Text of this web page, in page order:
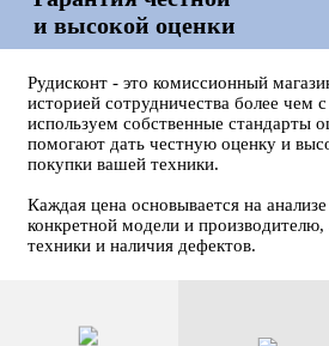
и высокой оценки
Рудисконт - это комиссионный
историей сотрудничества более чем
используем собственные стандарты
помогают дать честную оценку и
покупки вашей техники.
Каждая цена основывается на
конкретной модели и производителю,
техники и наличия дефектов.